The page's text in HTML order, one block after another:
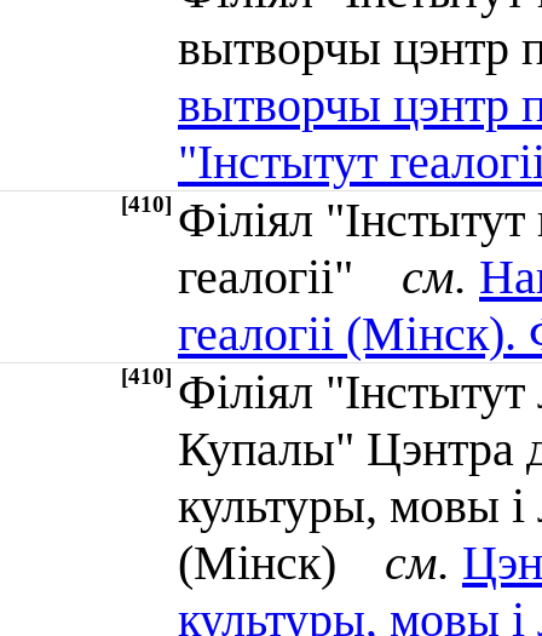
вытворчы цэнтр
вытворчы цэнтр
"Інстытут
[410] Філіял
геалогіі" см.
геалогіі (Мінск).
[410] Філіял "Інстытут
Купалы" Цэнтра
культуры, мовы
(Мінск) см.
культуры, мовы і